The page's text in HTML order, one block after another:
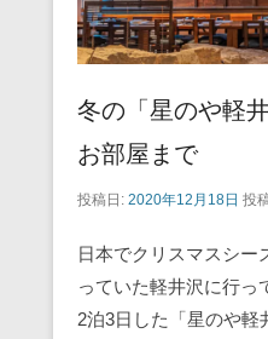
冬の「星のや軽
お部屋まで
投稿日: 2020年12月18日 投
日本でクリスマスシー
っていた軽井沢に行っ
2泊3日した「星のや軽